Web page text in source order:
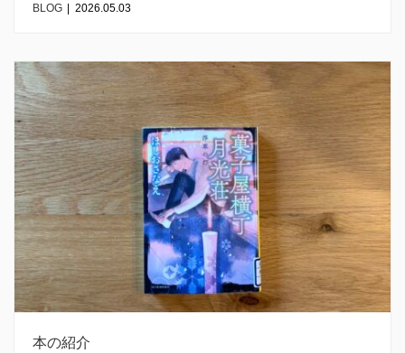
BLOG | 2026.05.03
本の紹介